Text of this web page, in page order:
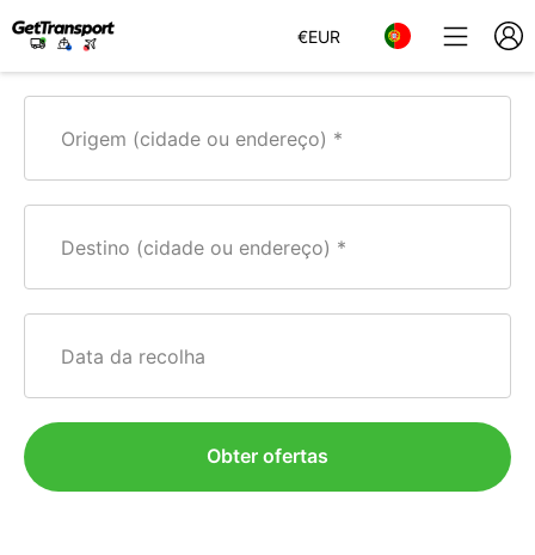
€EUR
Origem (cidade ou endereço)
Destino (cidade ou endereço)
Data da recolha
Obter ofertas